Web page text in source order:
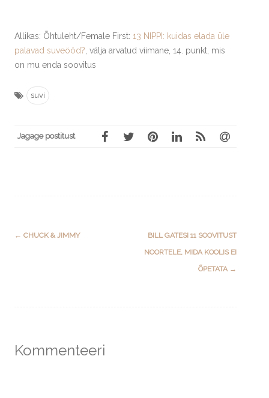
Allikas: Õhtuleht/Female First: 13 NIPPI: kuidas elada üle
palavad suveööd? , välja arvatud viimane, 14. punkt, mis
on mu enda soovitus
suvi
Jagage postitust
Post
← CHUCK & JIMMY
BILL GATESI 11 SOOVITUST
NOORTELE, MIDA KOOLIS EI
ÕPETATA →
Kommenteeri